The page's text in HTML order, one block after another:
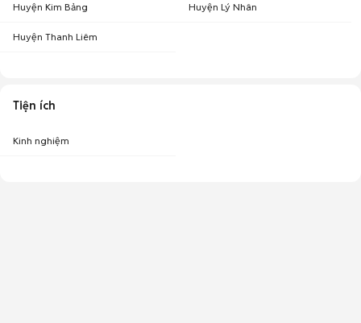
Huyện Kim Bảng Huyện Lý Nhân
Huyện Thanh Liêm
Tiện ích
Kinh nghiệm